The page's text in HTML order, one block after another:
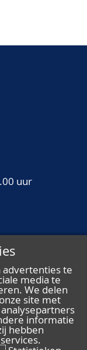
uur
advertenties te
media te
We delen
site met
informatie
hebben